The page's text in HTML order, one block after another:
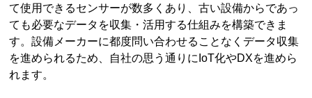
て使用できるセンサーが数多くあり、古い設備からであっ
ても必要なデータを収集・活用する仕組みを構築できま
す。設備メーカーに都度問い合わせることなくデータ収集
を進められるため、自社の思う通りにIoT化やDXを進めら
れます。